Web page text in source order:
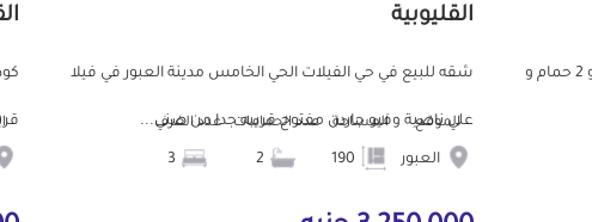
وحدات للبيع مكونه من ريسبشن 3 قطع و 3 غرف و 2 حمام و
القليوبية
شقه للبيع في حي الفيلات الحي الخامس مدينة العبور في فيلا
علي ناصية وفيو جاردن مفتوح قريبه جدا من صني...
الموقع
العبور
المساحة عدد الحمامات عدد الغرف